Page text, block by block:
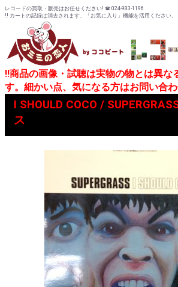
レコードの買取・販売はお任せください! ☎ 024-983-1196
!! カートの記録は消去されます、「お気に入り」機能を活用ください。
!!商品の画像・試聴は実物の物とは異な
す。細かい点、気になる方はお問い合わ
I SHOULD COCO /
ス